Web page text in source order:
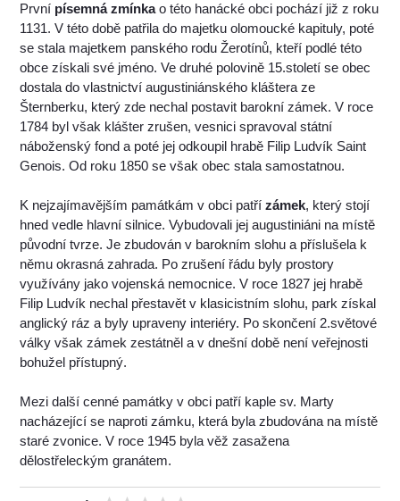
První písemná zmínkao této hanácké obci pochází již z roku
1131. V této době patřila do majetku olomoucké kapituly, poté
se stala majetkem panského rodu Žerotínů, kteří podlé této
obce získali své jméno. Ve druhé polovině 15.století se obec
dostala do vlastnictví augustiniánského kláštera ze
Šternberku, který zde nechal postavit barokní zámek. V roce
1784 byl však klášter zrušen, vesnici spravoval státní
náboženský fond a poté jej odkoupil hrabě Filip Ludvík Saint
Genois. Od roku 1850 se však obec stala samostatnou.
K nejzajímavějším památkám v obci patřízámek, který stojí
hned vedle hlavní silnice. Vybudovali jej augustiniáni na místě
původní tvrze. Je zbudován v barokním slohu a příslušela k
němu okrasná zahrada. Po zrušení řádu byly prostory
využívány jako vojenská nemocnice. V roce 1827 jej hrabě
Filip Ludvík nechal přestavět v klasicistním slohu, park získal
anglický ráz a byly upraveny interiéry. Po skončení 2.světové
války však zámek zestátněl a v dnešní době není veřejnosti
bohužel přístupný.
Mezi další cenné památky v obci patří kaple sv. Marty
nacházející se naproti zámku, která byla zbudována na místě
staré zvonice. V roce 1945 byla věž zasažena
dělostřeleckým granátem.